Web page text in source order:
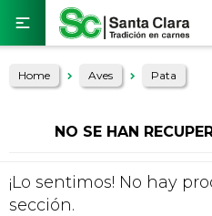

Home Aves Pata
NO SE HAN
¡Lo sentimos! No hay
sección.